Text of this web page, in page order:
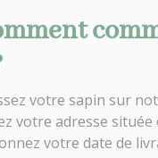
votre sapin sur
votre adresse située
votre date de